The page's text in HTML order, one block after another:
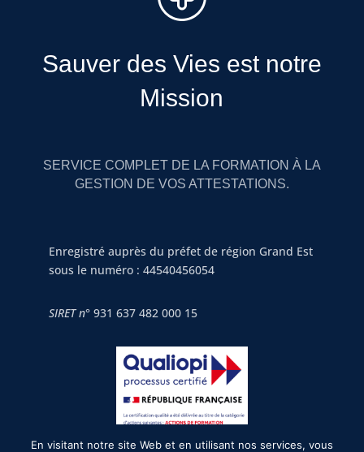
Sauver des Vies est notre
Mission
SERVICE COMPLET DE LA FORMATION À LA
GESTION DE VOS ATTESTATIONS.
Enregistré auprès du préfet de région Grand Est
sous le numéro : 44540456054
SIRET n° 931 637 482 000 15
En visitant notre site Web et en utilisant nos services, vous